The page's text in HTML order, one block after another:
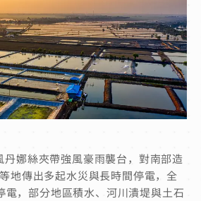
丹娜絲夾帶強風豪雨襲台，對南部造
地傳出多起水災與長時間停電，全
電，部分地區積水、河川潰堤與土石